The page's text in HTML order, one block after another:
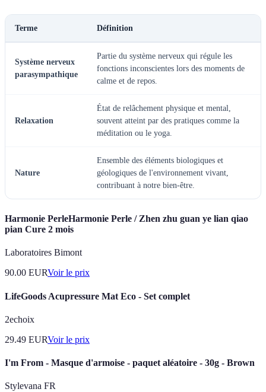
Terme Définition
Système nerveux
parasympathique
Partie du système nerveux qui régule les
fonctions inconscientes lors des moments de
calme et de repos.
Relaxation
État de relâchement physique et mental,
souvent atteint par des pratiques comme la
méditation ou le yoga.
Nature
Ensemble des éléments biologiques et
géologiques de l'environnement vivant,
contribuant à notre bien-être.
Harmonie PerleHarmonie Perle / Zhen zhu guan ye lian qiao
pian Cure 2 mois
Laboratoires Bimont
90.00 EURVoir le prix
LifeGoods Acupressure Mat Eco - Set complet
2echoix
29.49 EURVoir le prix
I'm From - Masque d'armoise - paquet aléatoire - 30g - Brown
Stylevana FR